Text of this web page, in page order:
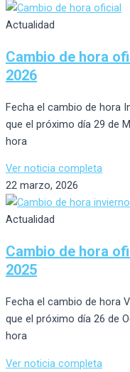
Actualidad
Cambio de hora
2026
Fecha el cambio de hora
que el próximo día 29 de
hora
Ver noticia completa
22 marzo, 2026
Actualidad
Cambio de hora
2025
Fecha el cambio de hora
que el próximo día 26 de
hora
Ver noticia completa